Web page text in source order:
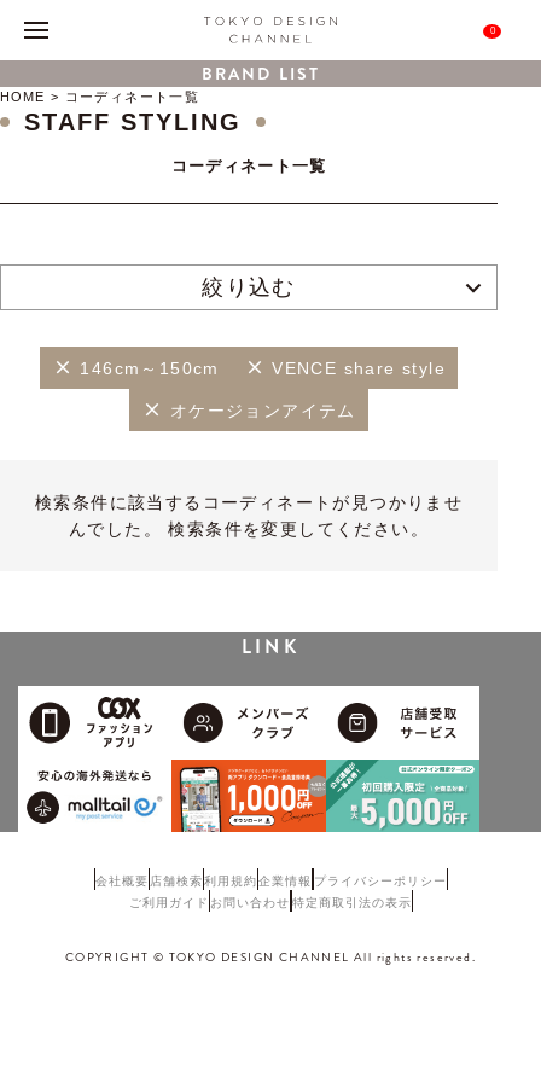
0
BRAND LIST
HOME コーディネート一覧
STAFF STYLING
コーディネート一覧
絞り込む
146cm～150cm VENCE share style
オケージョンアイテム
検索条件に該当するコーディネートが見つかりませ
んでした。 検索条件を変更してください。
LINK
会社概要 店舗検索利用規約企業情報 プライバシーポリシー
ご利用ガイド お問い合わせ 特定商取引法の表示
COPYRIGHT © TOKYO DESIGN CHANNEL All rights reserved.